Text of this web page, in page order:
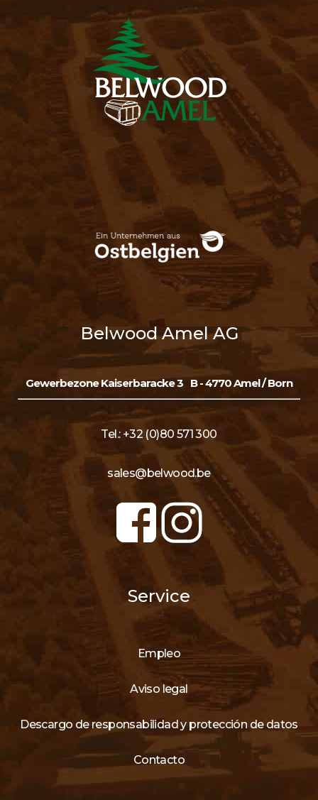
Belwood Amel AG
Gewerbezone Kaiserbaracke 3 B - 4770 Amel / Born
Tel.: +32 (0)80 571 300
sales@belwood.be
Service
Empleo
Aviso legal
Descargo de responsabilidad y protección de datos
Contacto